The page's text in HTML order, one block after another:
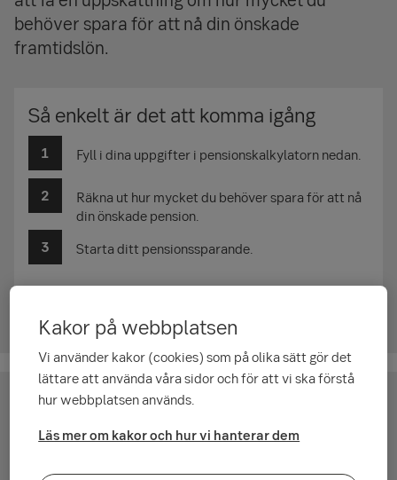
behöver spara för att nå din önskade
framtidslön.
Så enkelt är det att komma igång
Fyll i dina uppgifter i pensionskalkylatorn nedan.
Räkna ut hur mycket du behöver spara för att nå
din önskade pension.
Starta ditt pensionssparande.
Loading...
Börja spara med Pensionsspar fond (logga in)
Kakor på webbplatsen
Vi använder kakor (cookies) som på olika sätt gör det
lättare att använda våra sidor och för att vi ska förstå
hur webbplatsen används.
Läs mer om kakor och hur vi hanterar dem